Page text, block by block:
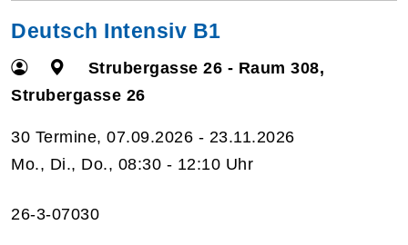
Deutsch Intensiv B1
Strubergasse 26 - Raum 308,
Strubergasse 26
30 Termine, 07.09.2026 - 23.11.2026
Mo., Di., Do., 08:30 - 12:10 Uhr
26-3-07030